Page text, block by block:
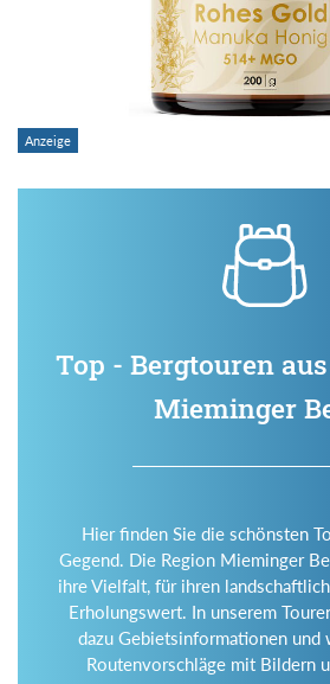
Top - Bergtouren
Mieminger
Hier finden Sie die schönsten
Gegend. Die Region Mieminger
ihre Vielfalt, für ihren
Erholungswert. In unserem
dazu Gebietsinformationen und
Routenvorschläge mit Bildern